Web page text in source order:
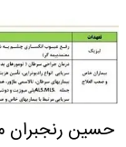
حسین رنجبران